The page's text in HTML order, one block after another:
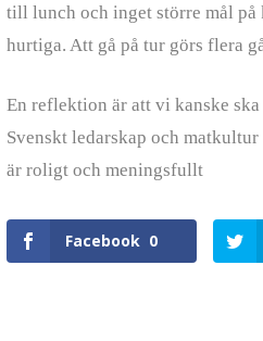
till lunch och inget större mål
hurtiga. Att gå på tur görs flera
En reflektion är att vi kanske
Svenskt ledarskap och
är roligt och meningsfullt
Facebook 0